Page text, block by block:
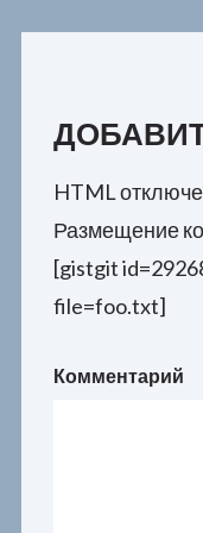
HTML
Размещение
[gistgit
file=foo.txt]
Комментарий